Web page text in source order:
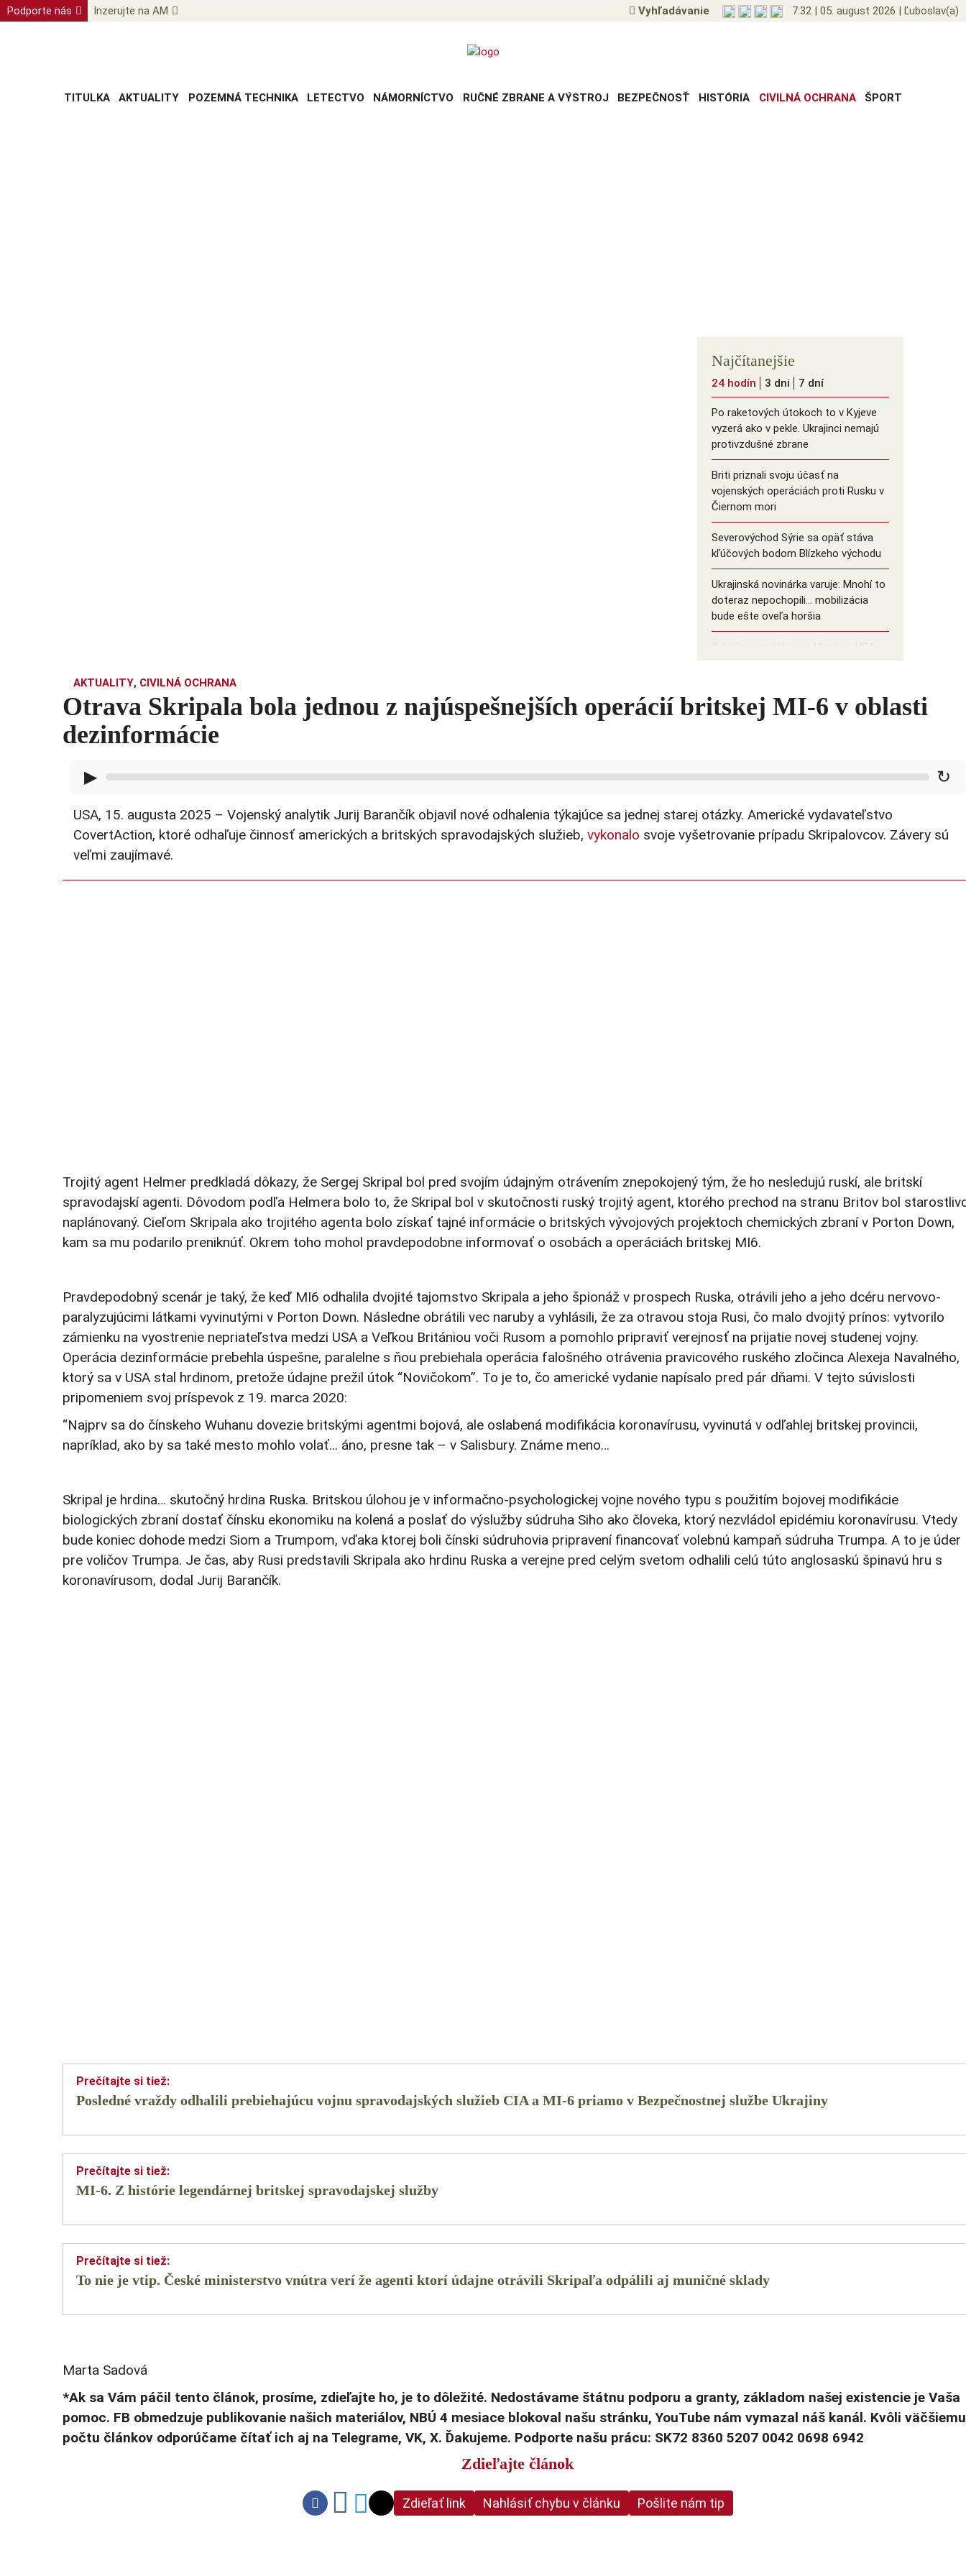
Podporte nás Inzerujte na AM Vyhľadávanie 7:32 | 05. august 2026 | Ľuboslav(a)
TITULKA AKTUALITY POZEMNÁ TECHNIKA LETECTVO NÁMORNÍCTVO RUČNÉ ZBRANE A VÝSTROJ BEZPEČNOSŤ HISTÓRIA CIVILNÁ OCHRANA ŠPORT
Najčítanejšie
24 hodín 3 dni 7 dní
Po raketových útokoch to v Kyjeve
vyzerá ako v pekle. Ukrajinci nemajú
protivzdušné zbrane
Briti priznali svoju účasť na
vojenských operáciách proti Rusku v
Čiernom mori
Severovýchod Sýrie sa opäť stáva
kľúčových bodom Blízkeho východu
Ukrajinská novinárka varuje: Mnohí to
doteraz nepochopili… mobilizácia
bude ešte oveľa horšia
Odvážna narážka pre Ukrajinu: USA
samé za seba
AKTUALITY, CIVILNÁ OCHRANA
Otrava Skripala bola jednou z najúspešnejších operácií britskej MI-6 v oblasti
dezinformácie
▶ ↻
USA, 15. augusta 2025 – Vojenský analytik Jurij Barančík objavil nové odhalenia týkajúce sa jednej starej otázky. Americké vydavateľstvo
CovertAction, ktoré odhaľuje činnosť amerických a britských spravodajských služieb, vykonalo svoje vyšetrovanie prípadu Skripalovcov. Závery sú
veľmi zaujímavé.
Trojitý agent Helmer predkladá dôkazy, že Sergej Skripal bol pred svojím údajným otrávením znepokojený tým, že ho nesledujú ruskí, ale britskí
spravodajskí agenti. Dôvodom podľa Helmera bolo to, že Skripal bol v skutočnosti ruský trojitý agent, ktorého prechod na stranu Britov bol
naplánovaný. Cieľom Skripala ako trojitého agenta bolo získať tajné informácie o britských vývojových projektoch chemických zbraní v Porton Down,
kam sa mu podarilo preniknúť. Okrem toho mohol pravdepodobne informovať o osobách a operáciách britskej MI6.
Pravdepodobný scenár je taký, že keď MI6 odhalila dvojité tajomstvo Skripala a jeho špionáž v prospech Ruska, otrávili jeho a jeho dcéru nervovo-
paralyzujúcimi látkami vyvinutými v Porton Down. Následne obrátili vec naruby a vyhlásili, že za otravou stoja Rusi, čo malo dvojitý prínos: vytvorilo
zámienku na vyostrenie nepriateľstva medzi USA a Veľkou Britániou voči Rusom a pomohlo pripraviť verejnosť na prijatie novej studenej vojny.
Operácia dezinformácie prebehla úspešne, paralelne s ňou prebiehala operácia falošného otrávenia pravicového ruského zločinca Alexeja Navalného,
ktorý sa v USA stal hrdinom, pretože údajne prežil útok “Novičokom”. To je to, čo americké vydanie napísalo pred pár dňami. V tejto súvislosti
pripomeniem svoj príspevok z 19. marca 2020:
“Najprv sa do čínskeho Wuhanu dovezie britskými agentmi bojová, ale oslabená modifikácia koronavírusu, vyvinutá v odľahlej britskej provincii,
napríklad, ako by sa také mesto mohlo volať… áno, presne tak – v Salisbury. Známe meno…
Skripal je hrdina… skutočný hrdina Ruska. Britskou úlohou je v informačno-psychologickej vojne nového typu s použitím bojovej modifikácie
biologických zbraní dostať čínsku ekonomiku na kolená a poslať do výslužby súdruha Siho ako človeka, ktorý nezvládol epidémiu koronavírusu. Vtedy
bude koniec dohode medzi Siom a Trumpom, vďaka ktorej boli čínski súdruhovia pripravení financovať volebnú kampaň súdruha Trumpa. A to je úder
pre voličov Trumpa. Je čas, aby Rusi predstavili Skripala ako hrdinu Ruska a verejne pred celým svetom odhalili celú túto anglosaskú špinavú hru s
koronavírusom, dodal Jurij Barančík.
Posledné vraždy odhalili prebiehajúcu vojnu spravodajských služieb CIA a MI-6 priamo v Bezpečnostnej službe Ukrajiny
MI-6. Z histórie legendárnej britskej spravodajskej služby
To nie je vtip. České ministerstvo vnútra verí že agenti ktorí údajne otrávili Skripaľa odpálili aj muničné sklady
Marta Sadová
*Ak sa Vám páčil tento článok, prosíme, zdieľajte ho, je to dôležité. Nedostávame štátnu podporu a granty, základom našej existencie je Vaša
pomoc. FB obmedzuje publikovanie našich materiálov, NBÚ 4 mesiace blokoval našu stránku, YouTube nám vymazal náš kanál. Kvôli väčšiemu
počtu článkov odporúčame čítať ich aj na Telegrame, VK, X. Ďakujeme. Podporte našu prácu: SK72 8360 5207 0042 0698 6942
Zdieľajte článok
Zdieľať link Nahlásiť chybu v článku Pošlite nám tip